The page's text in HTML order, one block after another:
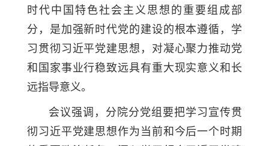
时代中国特色社会主义思想的重要组成部
分，是加强新时代党的建设的根本遵循，学
习贯彻习近平党建思想，对凝心聚力推动党
和国家事业行稳致远具有重大现实意义和长
远指导意义。
会议强调，分院分党组要把学习宣传贯
彻习近平党建思想作为当前和今后一个时期